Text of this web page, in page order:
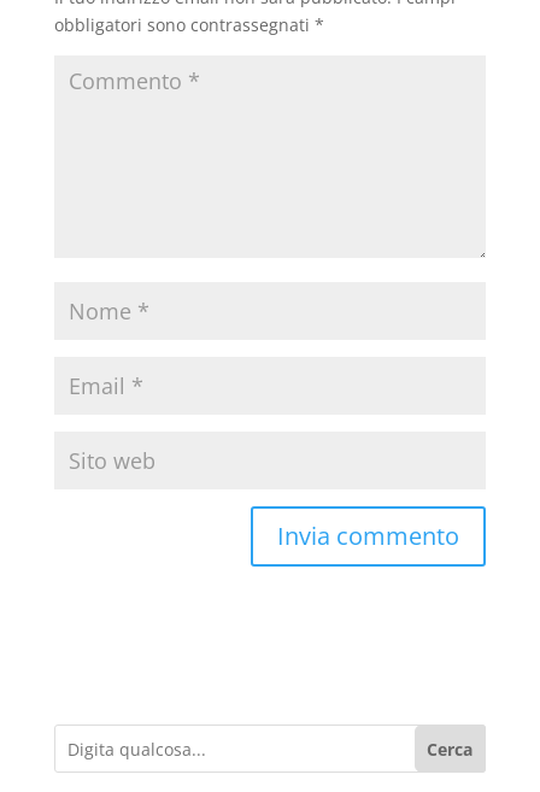
obbligatori sono contrassegnati *
Cerca